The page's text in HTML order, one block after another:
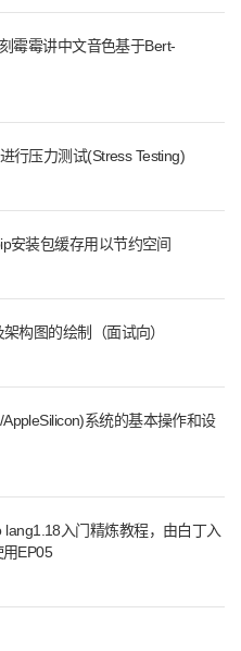
霉霉讲中文音色基于Bert-
行压力测试(Stress Testing)
安装包缓存用以节约空间
构图的绘制（面试向）
系统的基本操作和设
入门精炼教程，由白丁入
EP05